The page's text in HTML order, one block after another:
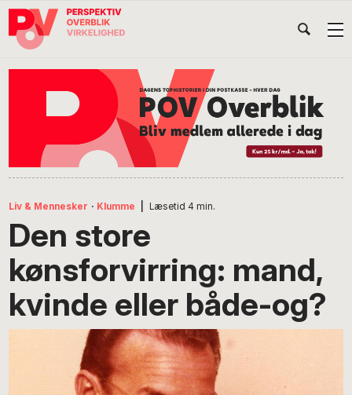
Gå
direkte
Skip
indhold
Gå
direkte
Liv & Mennesker · Klumme Læsetid 4 min.
Den store
kønsforvirring: mand,
kvinde eller både-og?